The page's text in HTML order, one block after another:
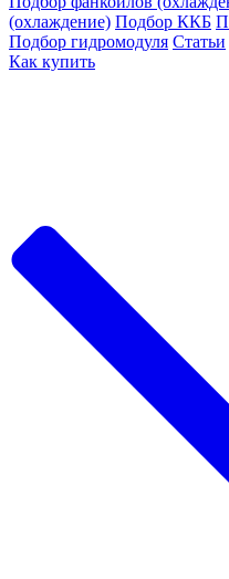
(охлаждение) Подбор ККБ
Подбор гидромодуля Статьи
Как купить